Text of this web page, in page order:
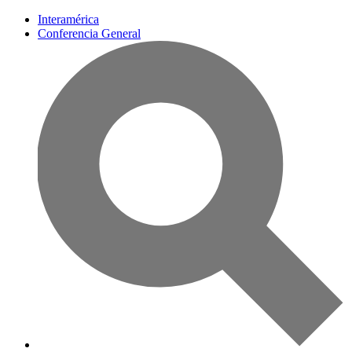
Interamérica
Conferencia General